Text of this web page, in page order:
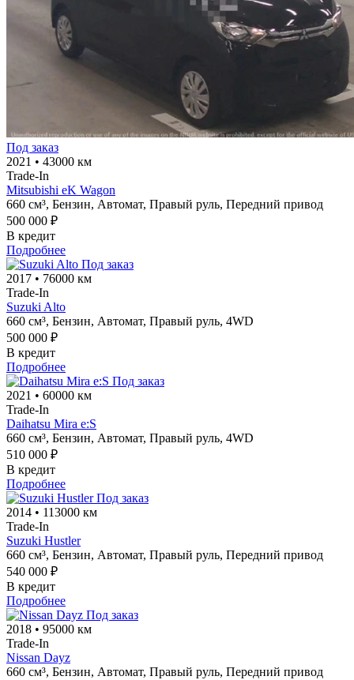
Под заказ
2021 • 43000 км
Trade-In
Mitsubishi eK Wagon
660 см³, Бензин, Автомат, Правый руль, Передний привод
500 000 ₽
В кредит
Подробнее
Под заказ
2017 • 76000 км
Trade-In
Suzuki Alto
660 см³, Бензин, Автомат, Правый руль, 4WD
500 000 ₽
В кредит
Подробнее
Под заказ
2021 • 60000 км
Trade-In
Daihatsu Mira e:S
660 см³, Бензин, Автомат, Правый руль, 4WD
510 000 ₽
В кредит
Подробнее
Под заказ
2014 • 113000 км
Trade-In
Suzuki Hustler
660 см³, Бензин, Автомат, Правый руль, Передний привод
540 000 ₽
В кредит
Подробнее
Под заказ
2018 • 95000 км
Trade-In
Nissan Dayz
660 см³, Бензин, Автомат, Правый руль, Передний привод